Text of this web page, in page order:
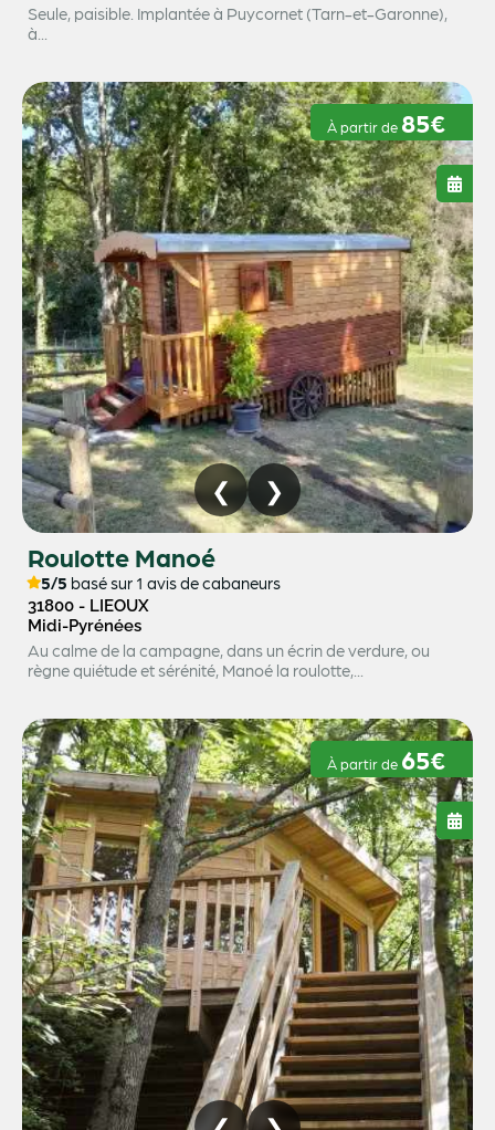
Seule, paisible. Implantée à Puycornet (Tarn-et-Garonne),
à...
À partir de 85€
Roulotte Manoé
5/5 basé sur 1 avis de cabaneurs
31800 - LIEOUX
Midi-Pyrénées
Au calme de la campagne, dans un écrin de verdure, ou
règne quiétude et sérénité, Manoé la roulotte,...
À partir de 65€